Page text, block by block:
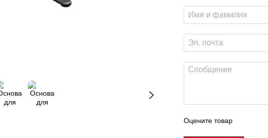
Оцените товар